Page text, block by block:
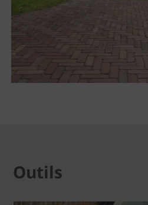
Outils